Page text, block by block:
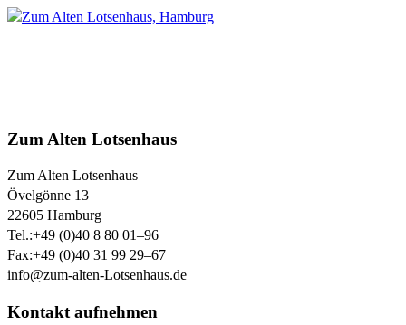
Zum Alten Lotsenhaus
Zum Alten Lotsenhaus
Övelgönne 13
22605 Hamburg
Tel.:+49 (0)40 8 80 01–96
Fax:+49 (0)40 31 99 29–67
info@zum-alten-Lotsenhaus.de
Kontakt aufnehmen